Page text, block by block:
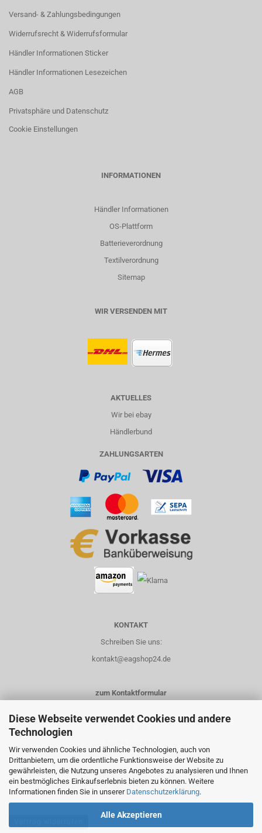
Diese Webseite verwendet Cookies und andere
Technologien
Wir verwenden Cookies und ähnliche Technologien, auch von
Drittanbietern, um die ordentliche Funktionsweise der Website zu
gewährleisten, die Nutzung unseres Angebotes zu analysieren und Ihnen
ein bestmögliches Einkaufserlebnis bieten zu können. Weitere
Informationen finden Sie in unserer Datenschutzerklärung.
Alle Akzeptieren
Versand- & Zahlungsbedingungen
Widerrufsrecht & Widerrufsformular
Händler Informationen Sticker
Händler Informationen Lesezeichen
AGB
Privatsphäre und Datenschutz
Cookie Einstellungen
INFORMATIONEN
Händler Informationen
OS-Plattform
Batterieverordnung
Textilverordnung
Sitemap
WIR VERSENDEN MIT
AKTUELLES
Wir bei ebay
Händlerbund
ZAHLUNGSARTEN
KONTAKT
Schreiben Sie uns:
kontakt@eagshop24.de
zum Kontaktformular
0151-14435658